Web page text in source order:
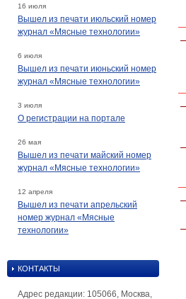
16 июля
Вышел из печати июльский номер
журнал «Мясные технологии»
6 июля
Вышел из печати июньский номер
журнал «Мясные технологии»
3 июля
О регистрации на портале
26 мая
Вышел из печати майский номер
журнал «Мясные технологии»
12 апреля
Вышел из печати апрельский
номер журнал «Мясные
технологии»
КОНТАКТЫ
Адрес редакции: 105066, Москва,